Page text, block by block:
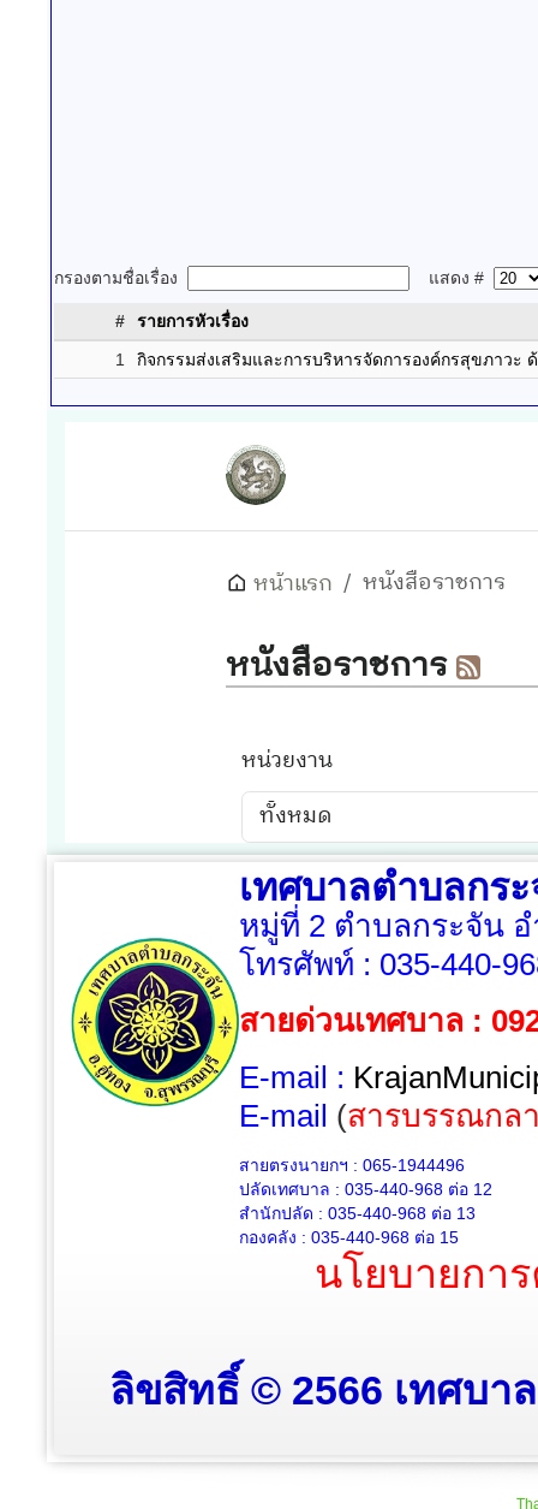
กรองตามชื่อเรื่อง แสดง #
#
รายการหัวเรื่อง
1
กิจกรรมส่งเสริมและการบริหารจัดการองค์กรสุขภาวะ
เทศบาลตำบลกร
หมู่ที่ 2 ตำบลกระจัน
โทรศัพท์ : 035-440-
สายด่วนเทศบาล :
E-mail :
E-mail (สารบรรณกล
สายตรงนายกฯ : 065-1944496
ปลัดเทศบาล : 035-440-968 ต่อ 12
สำนักปลัด : 035-440-968 ต่อ 13
กองคลัง : 035-440-968 ต่อ 15
นโยบายกา
ลิขสิทธิ์ © 2566 เทศบา